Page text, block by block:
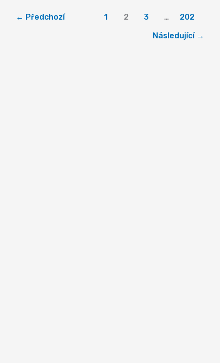
← Předchozí 1 2 3 …
202
Následující →